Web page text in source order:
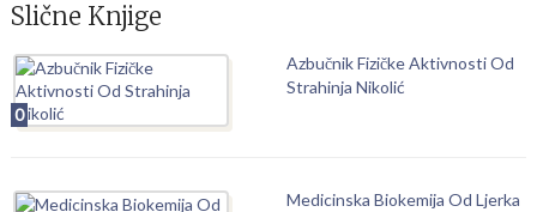
Slične Knjige
0
Azbučnik Fizičke Aktivnosti Od
Strahinja Nikolić
Medicinska Biokemija Od Ljerka